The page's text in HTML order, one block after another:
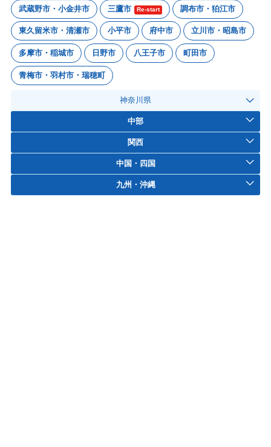
武蔵野市・小金井市 三鷹市 Re-start 調布市・狛江市
東久留米市・清瀬市 小平市 府中市 立川市・昭島市
多摩市・稲城市 日野市 八王子市 町田市
青梅市・羽村市・瑞穂町
神奈川県
中部
関西
中国・四国
九州・沖縄